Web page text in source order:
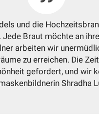
und die
Jede Braut möchte an
arbeiten wir
zu erreichen. Die
gefordert, und wir
Shradha